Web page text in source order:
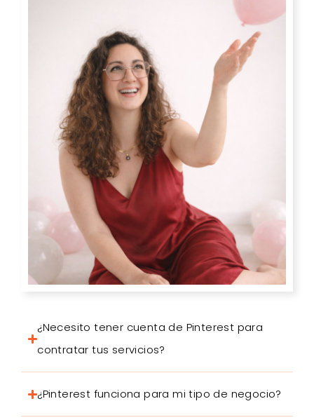
¿Necesito tener cuenta de Pinterest para
contratar tus servicios?
¿Pinterest funciona para mi tipo de negocio?